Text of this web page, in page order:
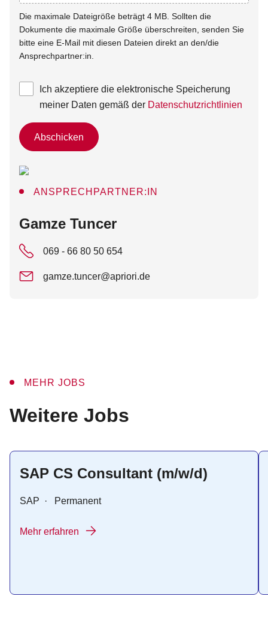
Die maximale Dateigröße beträgt 4 MB. Sollten die
Dokumente die maximale Größe überschreiten, senden Sie
bitte eine E-Mail mit diesen Dateien direkt an den/die
Ansprechpartner:in.
Ich akzeptiere die elektronische Speicherung
meiner Daten gemäß der Datenschutzrichtlinien
Abschicken
ANSPRECHPARTNER:IN
:
Gamze Tuncer
069 - 66 80 50 654
gamze.tuncer@apriori.de
MEHR JOBS
:
Weitere Jobs
SAP CS Consultant (m/w/d)
SAP · Permanent
Mehr erfahren